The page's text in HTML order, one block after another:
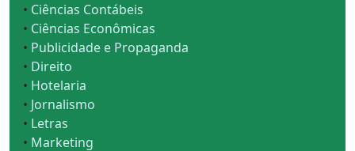
• Ciências Contábeis
• Ciências Econômicas
• Publicidade e Propaganda
• Direito
• Hotelaria
• Jornalismo
• Letras
• Marketing